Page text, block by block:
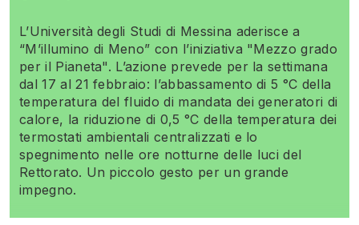
L’Università degli Studi di Messina aderisce a
“M’illumino di Meno” con l’iniziativa "Mezzo grado
per il Pianeta". L’azione prevede per la settimana
dal 17 al 21 febbraio: l’abbassamento di 5 °C della
temperatura del fluido di mandata dei generatori di
calore, la riduzione di 0,5 °C della temperatura dei
termostati ambientali centralizzati e lo
spegnimento nelle ore notturne delle luci del
Rettorato. Un piccolo gesto per un grande
impegno.